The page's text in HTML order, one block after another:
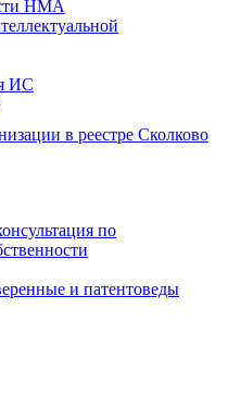
НМА
ИС
в реестре Сколково
по
и патентоведы